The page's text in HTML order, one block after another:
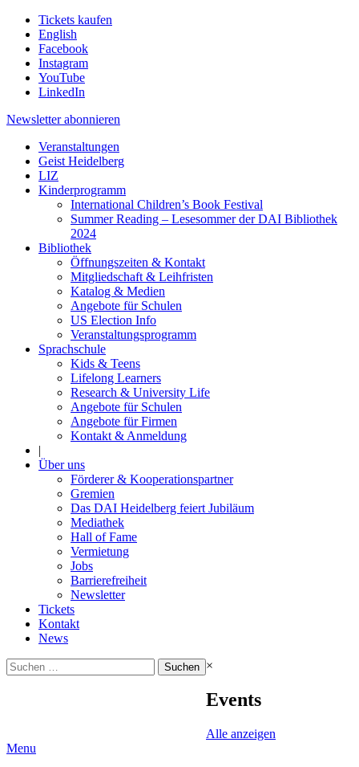
Tickets kaufen
English
Facebook
Instagram
YouTube
LinkedIn
Newsletter abonnieren
Veranstaltungen
Geist Heidelberg
LIZ
Kinderprogramm
International Children’s Book Festival
Summer Reading – Lesesommer der DAI Bibliothek
2024
Bibliothek
Öffnungszeiten & Kontakt
Mitgliedschaft & Leihfristen
Katalog & Medien
Angebote für Schulen
US Election Info
Veranstaltungsprogramm
Sprachschule
Kids & Teens
Lifelong Learners
Research & University Life
Angebote für Schulen
Angebote für Firmen
Kontakt & Anmeldung
|
Über uns
Förderer & Kooperationspartner
Gremien
Das DAI Heidelberg feiert Jubiläum
Mediathek
Hall of Fame
Vermietung
Jobs
Barrierefreiheit
Newsletter
Tickets
Kontakt
News
Suchen
nach:
×
Events
Alle anzeigen
Menu